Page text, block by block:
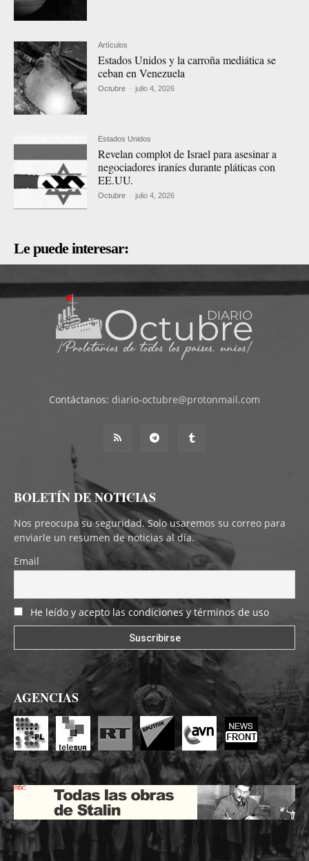
Artículos
Estados Unidos y la carroña mediática se
ceban en Venezuela
Octubre - julio 4, 2026
Estados Unidos
Revelan complot de Israel para asesinar a
negociadores iraníes durante pláticas con
EE.UU.
Octubre - julio 4, 2026
Le puede interesar:
Contáctanos: diario-octubre@protonmail.com
BOLETÍN DE NOTICIAS
Nos preocupa su seguridad. Solo usaremos su correo para
enviarle un resumen de noticias al día.
Email
He leído y acepto las condiciones y términos de uso
AGENCIAS